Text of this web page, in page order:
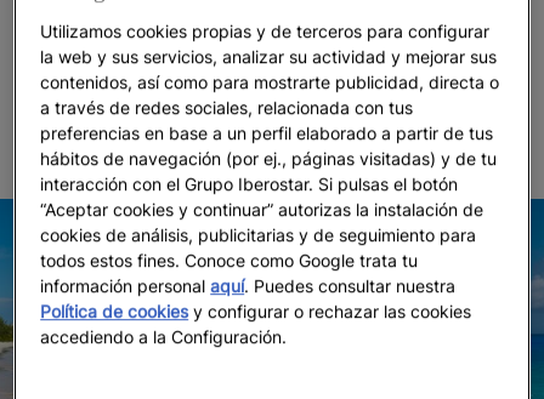
guitarras flotantes y ritmos de 'Coast Off' de Helios.
Las melodías empapadas de saxofón de 'Baker
Street' de Gerry Rafferty son la despedida ideal
para el sol.
Utilizamos cookies propias y de terceros para configurar
la web y sus servicios, analizar su actividad y mejorar sus
contenidos, así como para mostrarte publicidad, directa o
a través de redes sociales, relacionada con tus
preferencias en base a un perfil elaborado a partir de tus
hábitos de navegación (por ej., páginas visitadas) y de tu
interacción con el Grupo Iberostar. Si pulsas el botón
“Aceptar cookies y continuar” autorizas la instalación de
cookies de análisis, publicitarias y de seguimiento para
todos estos fines. Conoce como Google trata tu
información personalaquí. Puedes consultar nuestra
Política de cookiesy configurar o rechazar las cookies
accediendo a la Configuración.